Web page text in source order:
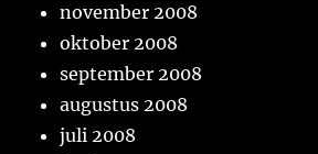
november 2008
oktober 2008
september 2008
augustus 2008
juli 2008